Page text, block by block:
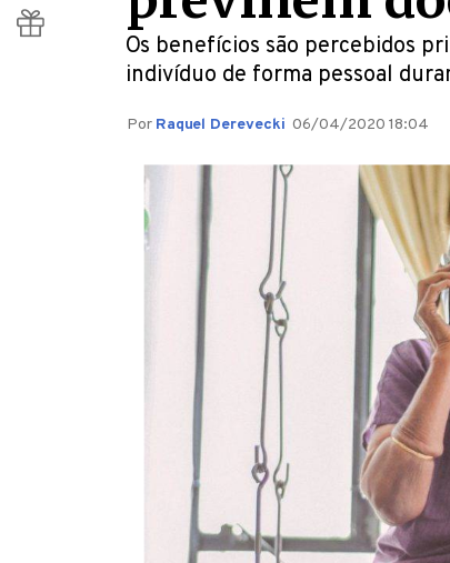
Os benefícios são percebidos
indivíduo de forma pessoal
Por Raquel Derevecki 06/04/2020 18:04